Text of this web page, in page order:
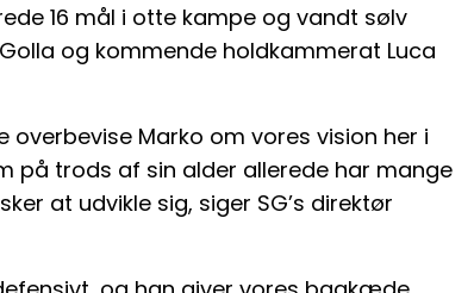
16 mål i otte kampe og vandt sølv
og kommende holdkammerat Luca
Marko om vores vision her i
på trods af sin alder allerede har mange
at udvikle sig, siger SG’s direktør